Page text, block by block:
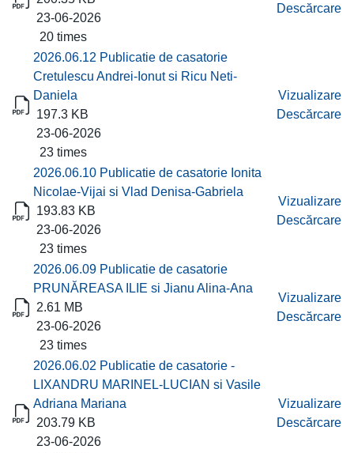
23-06-2026
20 times
Descărcare
2026.06.12 Publicatie de casatorie
Cretulescu Andrei-Ionut si Ricu Neti-
Daniela
197.3 KB
23-06-2026
23 times
Vizualizare
Descărcare
2026.06.10 Publicatie de casatorie Ionita
Nicolae-Vijai si Vlad Denisa-Gabriela
193.83 KB
23-06-2026
23 times
Vizualizare
Descărcare
2026.06.09 Publicatie de casatorie
PRUNĂREASA ILIE si Jianu Alina-Ana
2.61 MB
23-06-2026
23 times
Vizualizare
Descărcare
2026.06.02 Publicatie de casatorie -
LIXANDRU MARINEL-LUCIAN si Vasile
Adriana Mariana
203.79 KB
23-06-2026
Vizualizare
Descărcare